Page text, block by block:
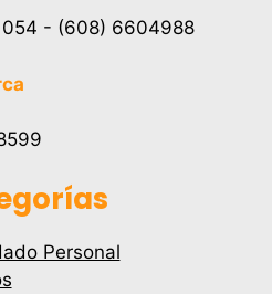
- (608) 6604988
Personal